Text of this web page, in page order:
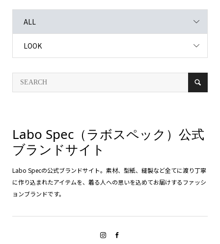
ALL
LOOK
Labo Spec（ラボスペック）公式
ブランドサイト
Labo Specの公式ブランドサイト。素材、型紙、縫製など全てに渡り丁寧
に作り込まれたアイテムを、着る人への思いを込めてお届けするファッシ
ョンブランドです。